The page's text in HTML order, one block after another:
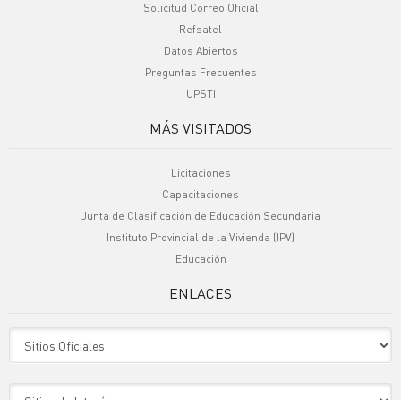
Solicitud Correo Oficial
Refsatel
Datos Abiertos
Preguntas Frecuentes
UPSTI
MÁS VISITADOS
Licitaciones
Capacitaciones
Junta de Clasificación de Educación Secundaria
Instituto Provincial de la Vivienda (IPV)
Educación
ENLACES